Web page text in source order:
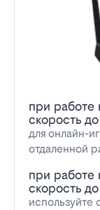
при работе
скорость
для онлайн-
отдаленной
при работе
скорость